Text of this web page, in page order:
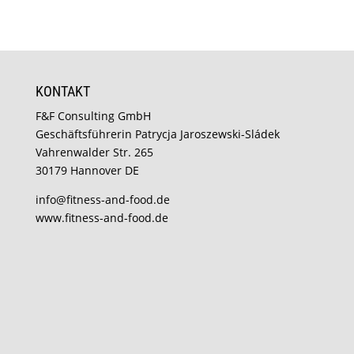
KONTAKT
F&F Consulting GmbH
Geschäftsführerin Patrycja Jaroszewski-Sládek
Vahrenwalder Str. 265
30179 Hannover DE
info@fitness-and-food.de
www.fitness-and-food.de